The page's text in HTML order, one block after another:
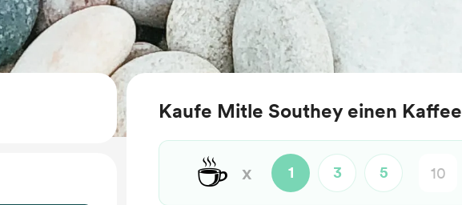
Kaufe Mitle Southey einen Kaffee
☕ x 1 3 5